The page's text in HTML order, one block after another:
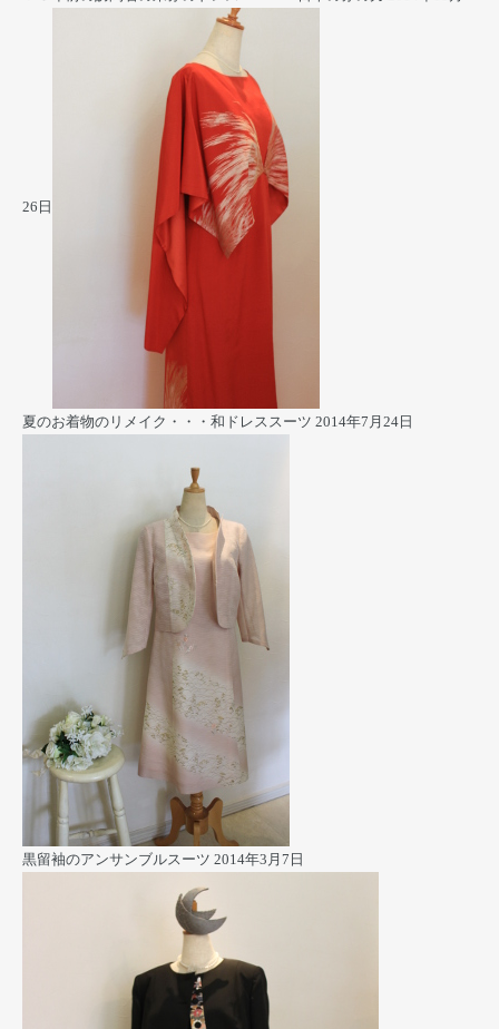
26日
夏のお着物のリメイク・・・和ドレススーツ 2014年7月24日
黒留袖のアンサンブルスーツ 2014年3月7日